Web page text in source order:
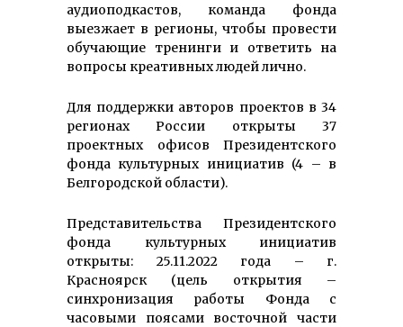
аудиоподкастов, команда фонда
выезжает в регионы, чтобы провести
обучающие тренинги и ответить на
вопросы креативных людей лично.
Для поддержки авторов проектов в 34
регионах России открыты 37
проектных офисов Президентского
фонда культурных инициатив (4 – в
Белгородской области).
Представительства Президентского
фонда культурных инициатив
открыты: 25.11.2022 года – г.
Красноярск (цель открытия –
синхронизация работы Фонда с
часовыми поясами восточной части